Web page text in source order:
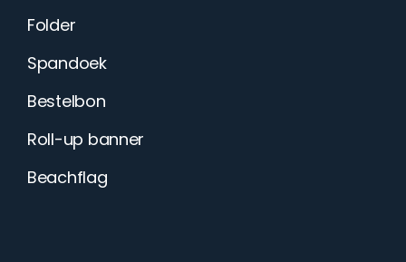
Folder
Spandoek
Bestelbon
Roll-up banner
Beachflag